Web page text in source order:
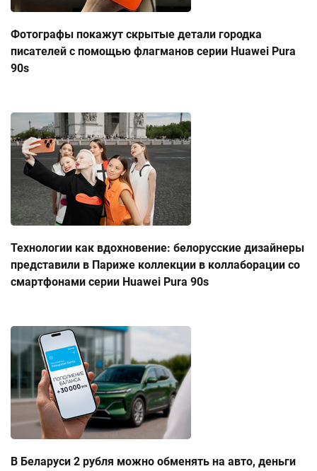
Фотографы покажут скрытые детали городка
писателей с помощью флагманов серии Huawei Pura
90s
Технологии как вдохновение: белорусские дизайнеры
представили в Париже коллекции в коллаборации со
смартфонами серии Huawei Pura 90s
В Беларуси 2 рубля можно обменять на авто, деньги